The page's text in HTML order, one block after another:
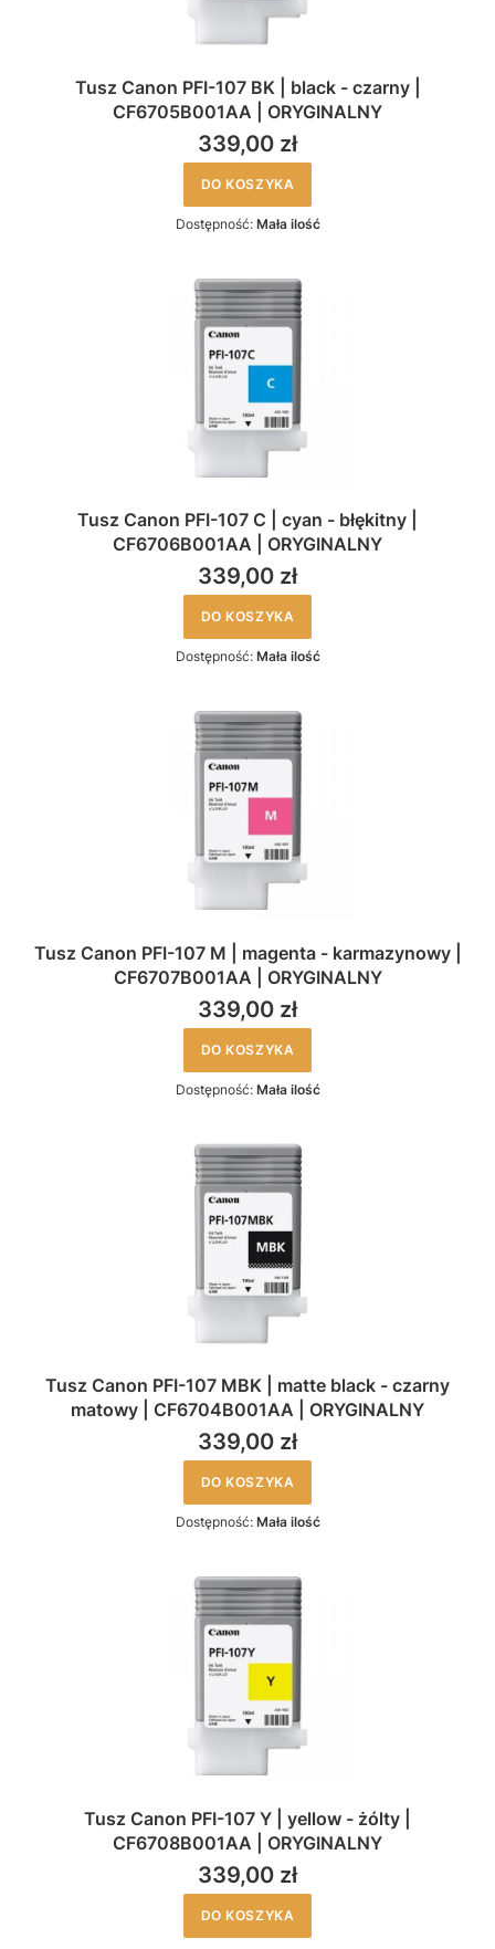
Tusz Canon PFI-107 BK | black - czarny |
CF6705B001AA | ORYGINALNY
339,00 zł
DO KOSZYKA
Dostępność: Mała ilość
Tusz Canon PFI-107 C | cyan - błękitny |
CF6706B001AA | ORYGINALNY
339,00 zł
DO KOSZYKA
Dostępność: Mała ilość
Tusz Canon PFI-107 M | magenta - karmazynowy |
CF6707B001AA | ORYGINALNY
339,00 zł
DO KOSZYKA
Dostępność: Mała ilość
Tusz Canon PFI-107 MBK | matte black - czarny
matowy | CF6704B001AA | ORYGINALNY
339,00 zł
DO KOSZYKA
Dostępność: Mała ilość
Tusz Canon PFI-107 Y | yellow - żólty |
CF6708B001AA | ORYGINALNY
339,00 zł
DO KOSZYKA